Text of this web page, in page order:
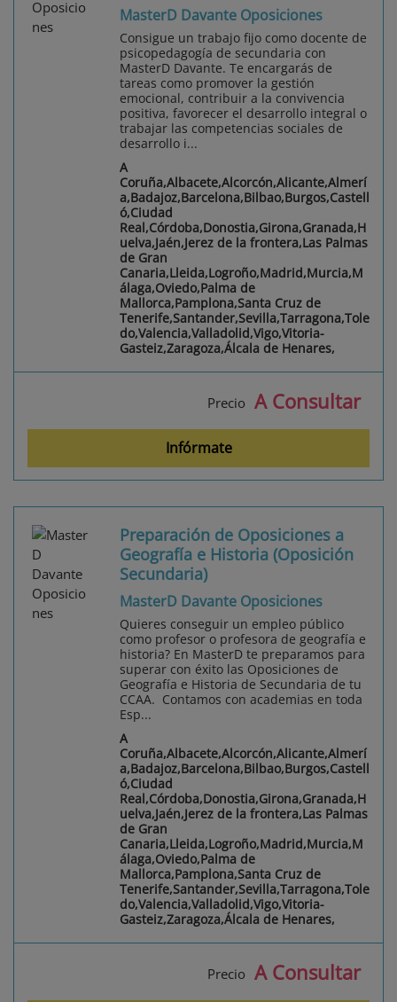
MasterD Davante Oposiciones
Consigue un trabajo fijo como docente de
psicopedagogía de secundaria con
MasterD Davante. Te encargarás de
tareas como promover la gestión
emocional, contribuir a la convivencia
positiva, favorecer el desarrollo integral o
trabajar las competencias sociales de
desarrollo i...
A
Coruña,Albacete,Alcorcón,Alicante,Almerí
a,Badajoz,Barcelona,Bilbao,Burgos,Castell
ó,Ciudad
Real,Córdoba,Donostia,Girona,Granada,H
uelva,Jaén,Jerez de la frontera,Las Palmas
de Gran
Canaria,Lleida,Logroño,Madrid,Murcia,M
álaga,Oviedo,Palma de
Mallorca,Pamplona,Santa Cruz de
Tenerife,Santander,Sevilla,Tarragona,Tole
do,Valencia,Valladolid,Vigo,Vitoria-
Gasteiz,Zaragoza,Álcala de Henares,
Precio A Consultar
Infórmate
Preparación de Oposiciones a
Geografía e Historia (Oposición
Secundaria)
MasterD Davante Oposiciones
Quieres conseguir un empleo público
como profesor o profesora de geografía e
historia? En MasterD te preparamos para
superar con éxito las Oposiciones de
Geografía e Historia de Secundaria de tu
CCAA. Contamos con academias en toda
Esp...
A
Coruña,Albacete,Alcorcón,Alicante,Almerí
a,Badajoz,Barcelona,Bilbao,Burgos,Castell
ó,Ciudad
Real,Córdoba,Donostia,Girona,Granada,H
uelva,Jaén,Jerez de la frontera,Las Palmas
de Gran
Canaria,Lleida,Logroño,Madrid,Murcia,M
álaga,Oviedo,Palma de
Mallorca,Pamplona,Santa Cruz de
Tenerife,Santander,Sevilla,Tarragona,Tole
do,Valencia,Valladolid,Vigo,Vitoria-
Gasteiz,Zaragoza,Álcala de Henares,
Precio A Consultar